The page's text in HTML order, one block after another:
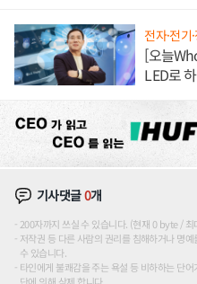
전자·전기
[오늘
LED로
기사댓글0개
200자까지 쓰실 수 있습니다. (현재 0 byte /
저작권 등 다른 사람의 권리를 침해하거나 명
수 있습니다.
타인에게 불쾌감을 주는 욕설 등 비하하는 단